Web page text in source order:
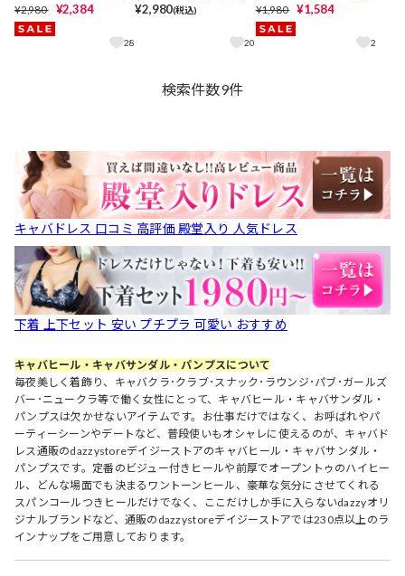
ップ厚底サンダル【2026
年新作/YUKATA by dazz
y】
¥2,980 ¥2,384
28
ッジソールサンダル【202
¥2,980(税込)
20
ルバックル厚底サンダル
【2026年新作/YUKATA by
dazzy】
¥1,980 ¥1,584
2
検索件数9件
キャバドレス 口コミ 高評価 殿堂入り 人気ドレス
下着 上下セット 安い プチプラ 可愛い おすすめ
キャバヒール・キャバサンダル・パンプスについて
毎夜美しく着飾り、キャバクラ･クラブ･スナック･ラウンジ･パブ･ガールズ
バー･ニュークラ等で働く女性にとって、キャバヒール・キャバサンダル・
パンプスは欠かせないアイテムです。お仕事だけではなく、お呼ばれやパ
ーティーシーンやデートなど、普段使いもオシャレに使えるのが、キャバド
レス通販のdazzystoreデイジーストアのキャバヒール・キャバサンダル・
パンプスです。定番のビジュー付きヒールや前厚でオープントゥのハイヒー
ル、どんな場面でも決まるワントーンヒール、豪華な気分にさせてくれる
スパンコールつきヒールだけでなく、ここだけしか手に入らないdazzyオリ
ジナルブランドなど、通販のdazzystoreデイジーストアでは230点以上のラ
インナップをご用意しております。